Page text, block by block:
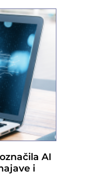
AI
i